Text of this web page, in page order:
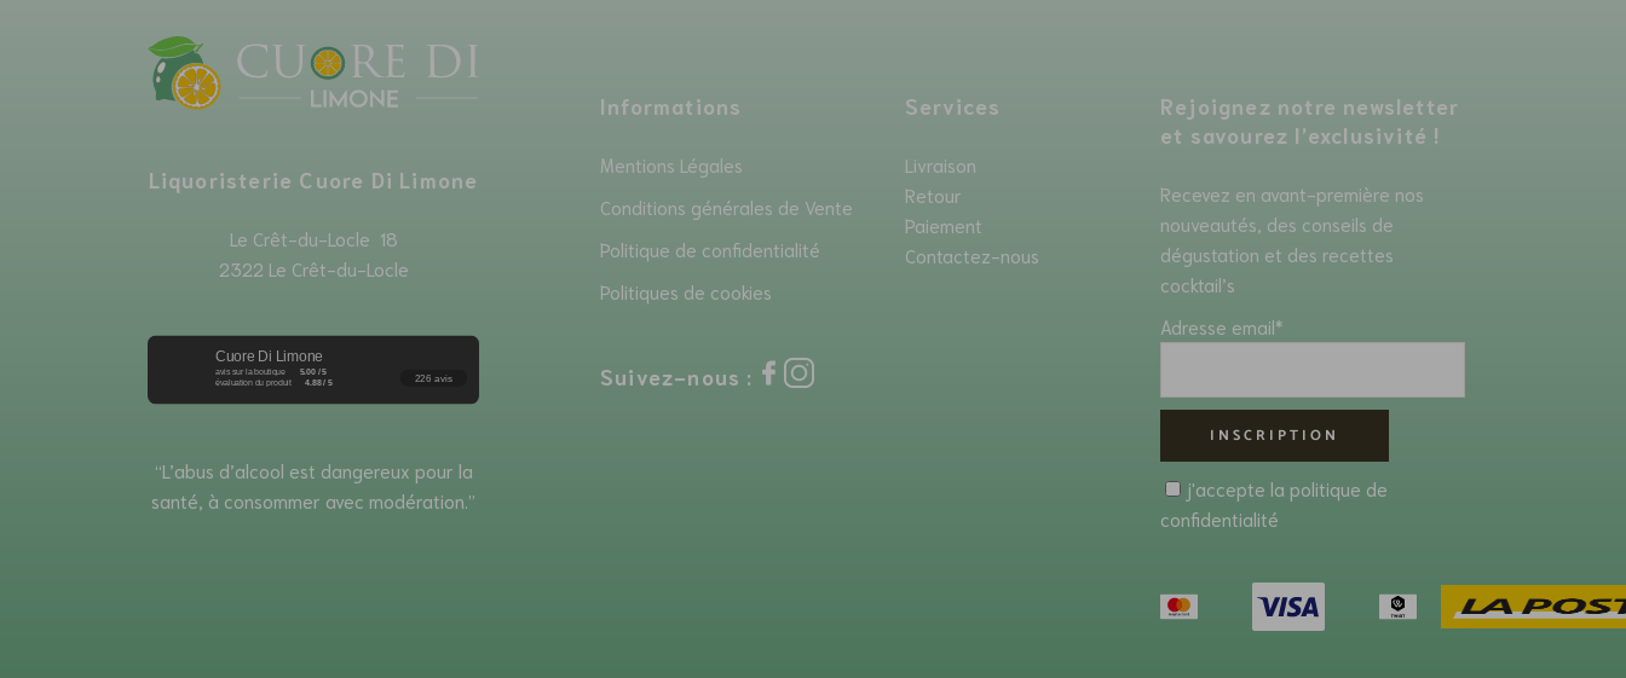
Liquoristerie Cuore Di Limone
Le Crêt-du-Locle 18
2322 Le Crêt-du-Locle
Cuore Di Limone
avis sur la boutique
5.00 / 5
évaluation du produit
4.88 / 5 226 avis
“L’abus d’alcool est dangereux pour la
santé, à consommer avec modération.”
Informations
Mentions Légales
Conditions générales de Vente
Politique de confidentialité
Politiques de cookies
Suivez-nous :
Services
Livraison
Retour
Paiement
Contactez-nous
Rejoignez notre newsletter
et savourez l’exclusivité !
Recevez en avant-première nos
nouveautés, des conseils de
dégustation et des recettes
cocktail’s
Adresse email*
j'accepte la politique de
confidentialité